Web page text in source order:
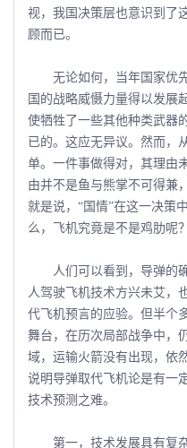
视，我国决策层也意识到了
顾而已。
无论如何，当年国家优先
国的战略威慑力量得以发展
使牺牲了一些其他种类武器
已的。这应无异议。然而，
单。一件事做得对，其理由
由并不是鱼与熊掌不可得兼
就是说，“国情”在这一决策
么，飞机究竟是不是鸡肋呢？
人们可以看到，导弹的确
人驾驶飞机技术方兴未艾，
代飞机预言的应验。但半个
舞台，在历次局部战争中，
域，运输火箭没有出现，依
说明导弹取代飞机论是有一
技术预测之难。
第一，技术发展具有复杂